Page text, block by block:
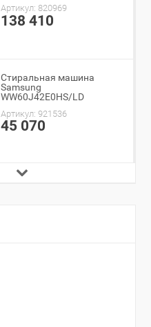
Артикул: 820969
138 410
Стиральная машина
Samsung
WW60J42E0HS/LD
Артикул: 921536
45 070